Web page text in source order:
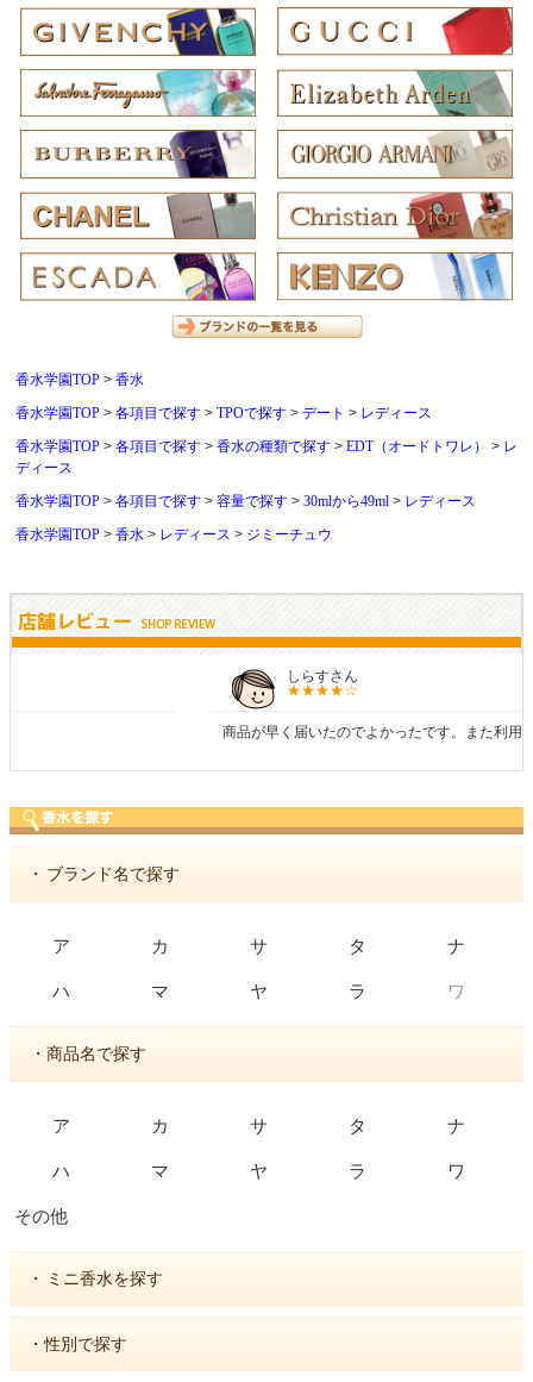
香水学園TOP
香水
香水学園TOP
各項目で探す TPOで探す デート
レディース
香水学園TOP
各項目で探す 香水の種類で探す EDT（オードトワレ）
レ
ディース
香水学園TOP
各項目で探す 容量で探す 30mlから49ml
レディース
香水学園TOP
香水 レディース ジミーチュウ
商品が早く届いたのでよかったです。また利用させてもらいます！
・ ブランド名で探す
ア カ サ タ ナ
ハ マ ヤ ラ ワ
・商品名で探す
ア カ サ タ ナ
ハ マ ヤ ラ ワ
その他
・ ミニ香水を探す
・性別で探す